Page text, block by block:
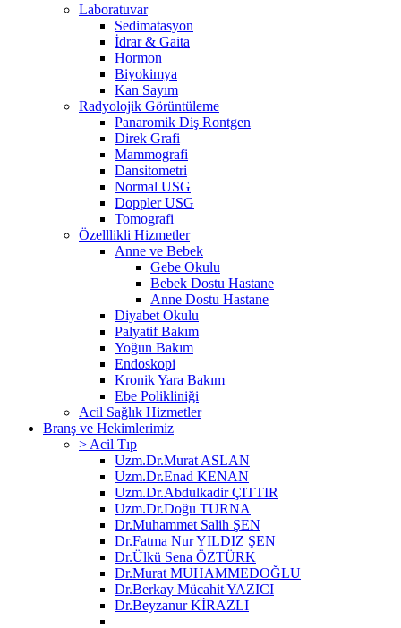
Laboratuvar
Sedimatasyon
İdrar & Gaita
Hormon
Biyokimya
Kan Sayım
Radyolojik Görüntüleme
Panaromik Diş Rontgen
Direk Grafi
Mammografi
Dansitometri
Normal USG
Doppler USG
Tomografi
Özelllikli Hizmetler
Anne ve Bebek
Gebe Okulu
Bebek Dostu Hastane
Anne Dostu Hastane
Diyabet Okulu
Palyatif Bakım
Yoğun Bakım
Endoskopi
Kronik Yara Bakım
Ebe Polikliniği
Acil Sağlık Hizmetler
Branş ve Hekimlerimiz
> Acil Tıp
Uzm.Dr.Murat ASLAN
Uzm.Dr.Enad KENAN
Uzm.Dr.Abdulkadir ÇITTIR
Uzm.Dr.Doğu TURNA
Dr.Muhammet Salih ŞEN
Dr.Fatma Nur YILDIZ ŞEN
Dr.Ülkü Sena ÖZTÜRK
Dr.Murat MUHAMMEDOĞLU
Dr.Berkay Mücahit YAZICI
Dr.Beyzanur KİRAZLI